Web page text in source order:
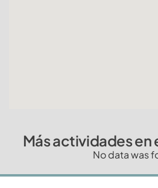
Más actividades en
No data was